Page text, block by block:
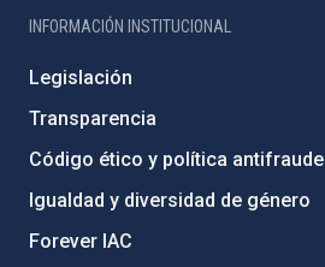
INFORMACIÓN INSTITUCIONAL
Legislación
Transparencia
Código ético y política antifraude
Igualdad y diversidad de género
Forever IAC